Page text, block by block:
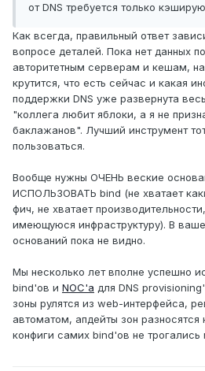
от DNS требуется только
Как всегда, правильный ответ
вопросе деталей. Пока нет данных
авторитетным серверам и кешам,
крутится, что есть сейчас и какая
поддержки DNS уже развернута
"коллега любит яблоки, а я не
баклажанов". Лучший инструмент
пользоваться.
Вообще нужны ОЧЕНЬ веские
ИСПОЛЬЗОВАТЬ bind (не хватает
фич, не хватает
имеющуюся инфраструктуру). В
оснований пока не видно.
Мы несколько лет вполне успешно
bind'ов и NOC'а для DNS
зоны рулятся из web-интерфейса,
автоматом, апдейты зон
конфиги самих bind'ов не трогались